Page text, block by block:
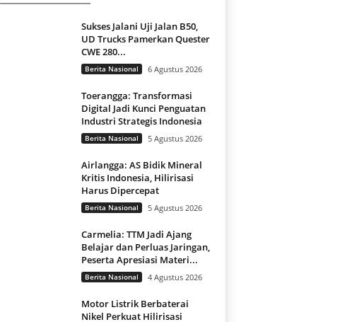
Sukses Jalani Uji Jalan B50,
UD Trucks Pamerkan Quester
CWE 280...
Berita Nasional 6 Agustus 2026
Toerangga: Transformasi
Digital Jadi Kunci Penguatan
Industri Strategis Indonesia
Berita Nasional 5 Agustus 2026
Airlangga: AS Bidik Mineral
Kritis Indonesia, Hilirisasi
Harus Dipercepat
Berita Nasional 5 Agustus 2026
Carmelia: TTM Jadi Ajang
Belajar dan Perluas Jaringan,
Peserta Apresiasi Materi...
Berita Nasional 4 Agustus 2026
Motor Listrik Berbaterai
Nikel Perkuat Hilirisasi